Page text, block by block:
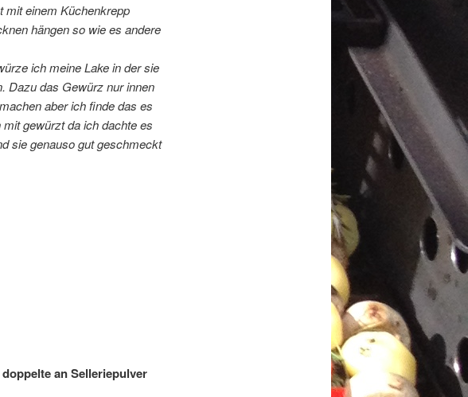
mit einem Küchenkrepp
hängen so wie es andere
ich meine Lake in der sie
Dazu das Gewürz nur innen
aber ich finde das es
gewürzt da ich dachte es
sie genauso gut geschmeckt
an Selleriepulver